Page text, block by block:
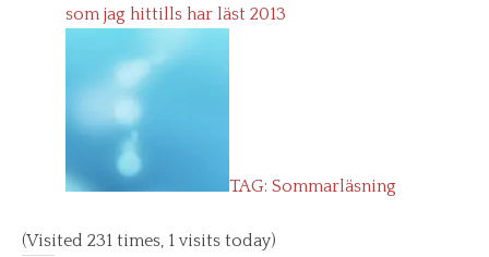
som jag hittills har läst 2013
TAG: Sommarläsning
(Visited 231 times, 1 visits today)